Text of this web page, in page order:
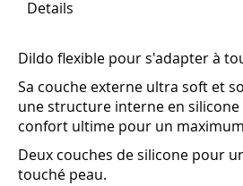
Details
Dildo flexible pour s'adapter à
Sa couche externe ultra soft et
une structure interne en
confort ultime pour un
Deux couches de silicone pour
touché peau.